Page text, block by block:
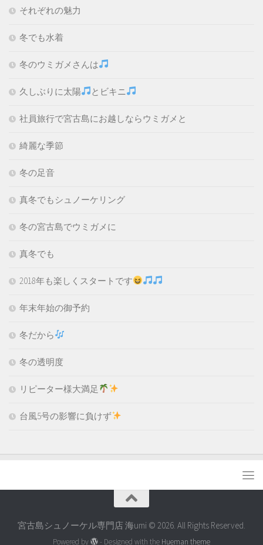
それぞれの魅力
冬でも水着
冬のウミガメさんは
久しぶりに太陽 とビキニ
社員旅行で宮古島にお越しならウミガメと
綺麗な季節
冬の足音
真冬でもシュノーケリング
冬の宮古島でウミガメに
真冬でも
2018年も楽しくスタートです
年末年始の御予約
冬だから
冬の透明度
リピーター様大満足
台風5号の影響に負けず
宮古島シュノーケル専門店 海umi © 2026. All Rights Reserved.
Powered by - Designed with the Hueman theme